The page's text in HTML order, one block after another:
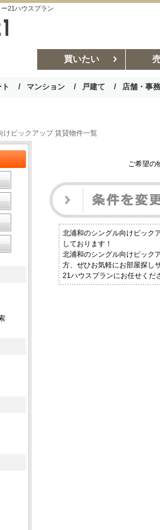
21ハウスプラン
買いたい
マンション 戸建て 店舗・事
けピックアップ 賃貸物件一覧
ご希望の
北浦和のシングル向けピック
しております！
北浦和のシングル向けピック
方、ぜひお気軽にお部屋探し
21ハウスプランにお任せくだ